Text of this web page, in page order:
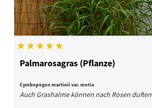
Palmarosagras (Pflanze)
Cymbopogon martinii var. motia
Auch Grashalme können nach Rosen duften